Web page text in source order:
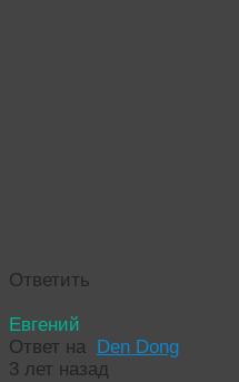
Ответить
Евгений
Ответ на
Den Dong
3 лет назад